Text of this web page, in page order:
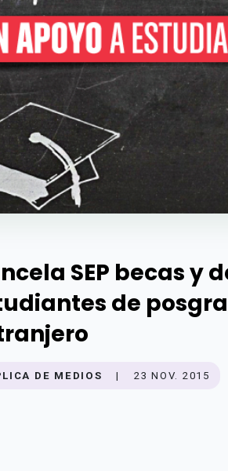
SEP becas y
de
DE MEDIOS | 23 NOV. 2015